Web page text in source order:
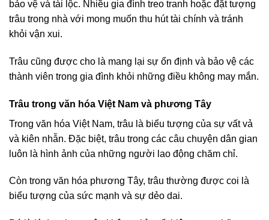
bảo vệ và tài lộc. Nhiều gia đình treo tranh hoặc đặt tượng
trâu trong nhà với mong muốn thu hút tài chính và tránh
khỏi vận xui.
Trâu cũng được cho là mang lại sự ổn định và bảo vệ các
thành viên trong gia đình khỏi những điều không may mắn.
Trâu trong văn hóa Việt Nam và phương Tây
Trong văn hóa Việt Nam, trâu là biểu tượng của sự vất vả
và kiên nhẫn. Đặc biệt, trâu trong các câu chuyện dân gian
luôn là hình ảnh của những người lao động chăm chỉ.
Còn trong văn hóa phương Tây, trâu thường được coi là
biểu tượng của sức mạnh và sự dẻo dai.